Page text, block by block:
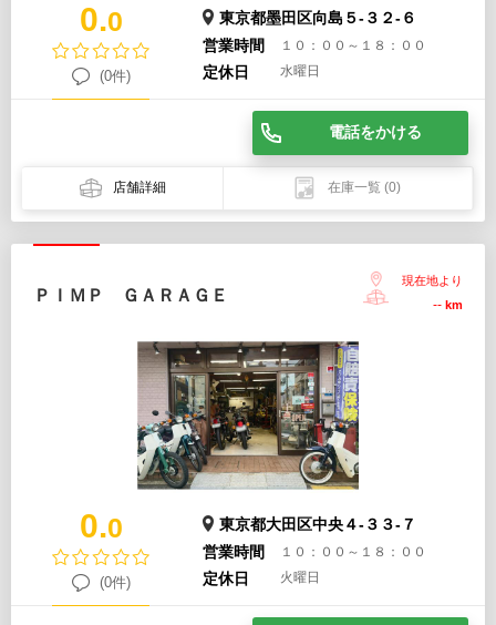
0.0
(0件)
東京都墨田区向島５-３２-６
営業時間
１０：００～１８：００
定休日 水曜日
電話をかける
店舗詳細 在庫一覧 (0)
ＰＩＭＰ ＧＡＲＡＧＥ
現在地より
-- km
0.0
(0件)
東京都大田区中央４-３３-７
営業時間
１０：００～１８：００
定休日 火曜日